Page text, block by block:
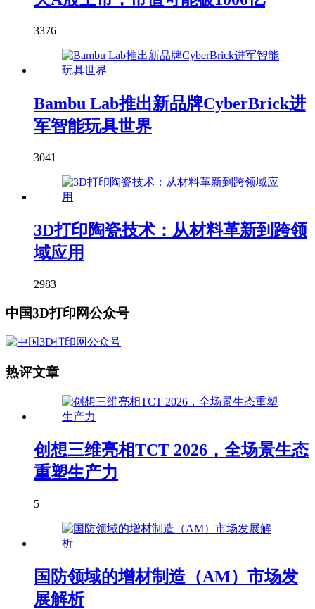
3376
Bambu Lab推出新品牌CyberBrick进
军智能玩具世界
3041
3D打印陶瓷技术：从材料革新到跨领
域应用
2983
中国3D打印网公众号
热评文章
创想三维亮相TCT 2026，全场景生态
重塑生产力
5
国防领域的增材制造（AM）市场发
展解析